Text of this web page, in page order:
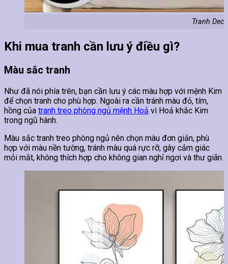
Tranh
Khi mua tranh cần lưu ý điều gì?
Màu sắc tranh
Như đã nói phía trên, bạn cần lưu ý các màu hợp với mệnh Kim
để chọn tranh cho phù hợp. Ngoài ra cần tránh màu đỏ, tím,
hồng của tranh treo phòng ngủ mệnh Hoả vì Hoả khắc Kim
trong ngũ hành.
Màu sắc tranh treo phòng ngủ nên chọn màu đơn giản, phù
hợp với màu nền tường, tránh màu quá rực rỡ, gây cảm giác
mỏi mắt, không thích hợp cho không gian nghỉ ngơi và thư giãn.